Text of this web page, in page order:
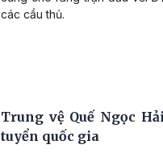
các cầu thủ.
Trung vệ Quế Ngọc
tuyển quốc gia